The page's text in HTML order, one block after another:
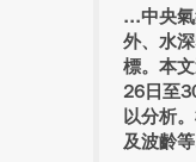
中央
外、水
標。本
26日至
以分析
及波齡